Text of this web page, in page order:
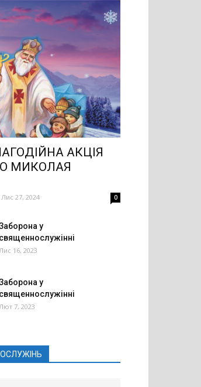
АКЦІЯ
МИКОЛАЯ
Лис 27, 2024 0
у
священнослужінні
16, 2023
у
священнослужінні
7, 2023